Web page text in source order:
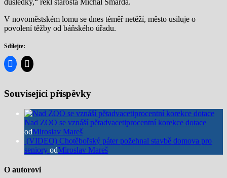
V novoměstském lomu se dnes téměř netěží, město usiluje o
povolení těžby od báňského úřadu.
Sdílejte:
Související příspěvky
Nad ZOO se vznáší pětadvacetiprocentní korekce dotace
odMiroslav Mareš
(VIDEO) Chotěbořský páter požehnal stavbě domova pro
seniory odMiroslav Mareš
O autorovi